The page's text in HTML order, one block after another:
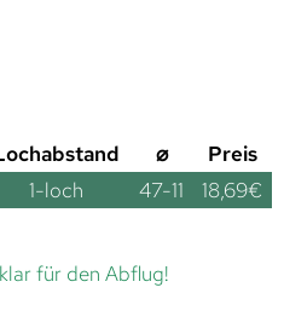
⌀
Preis
1-loch 47-11 18,69€
für den Abflug!